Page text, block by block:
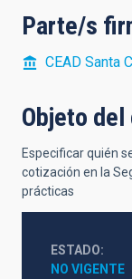
Parte/s
CEAD Santa
Objeto
Especificar quién
cotización en la
prácticas
ESTADO
NO VIGENTE